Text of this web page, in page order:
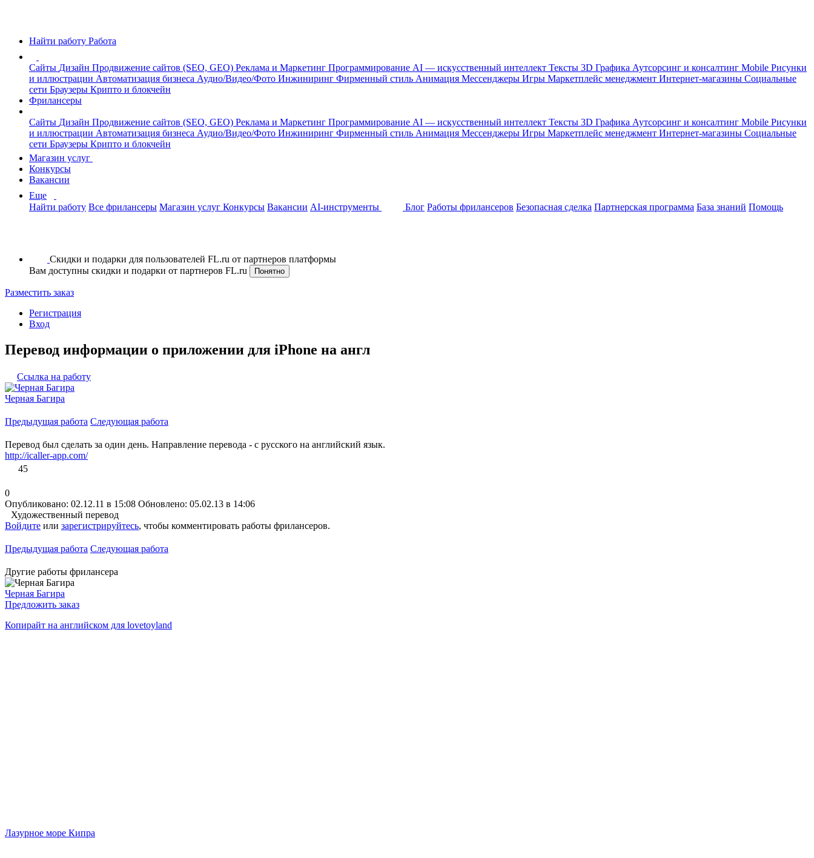
Найти работу Работа
Сайты Дизайн Продвижение сайтов (SEO, GEO) Реклама и Маркетинг Программирование AI — искусственный интеллект Тексты 3D Графика Аутсорсинг и консалтинг Mobile Рисунки
и иллюстрации Автоматизация бизнеса Аудио/Видео/Фото Инжиниринг Фирменный стиль Анимация Мессенджеры Игры Маркетплейс менеджмент Интернет-магазины Социальные
сети Браузеры Крипто и блокчейн
Фрилансеры
Сайты Дизайн Продвижение сайтов (SEO, GEO) Реклама и Маркетинг Программирование AI — искусственный интеллект Тексты 3D Графика Аутсорсинг и консалтинг Mobile Рисунки
и иллюстрации Автоматизация бизнеса Аудио/Видео/Фото Инжиниринг Фирменный стиль Анимация Мессенджеры Игры Маркетплейс менеджмент Интернет-магазины Социальные
сети Браузеры Крипто и блокчейн
Магазин услуг
Конкурсы
Вакансии
Еще
Найти работу Все фрилансеры Магазин услуг Конкурсы Вакансии AI-инструменты Блог Работы фрилансеров Безопасная сделка Партнерская программа База знаний Помощь
Скидки и подарки для пользователей FL.ru от партнеров платформы
Вам доступны скидки и подарки от партнеров FL.ru
Понятно
Разместить заказ
Регистрация
Вход
Перевод информации о приложении для iPhone на англ
Ссылка на работу
Черная Багира
Предыдущая работа Следующая работа
Перевод был сделать за один день. Направление перевода - с русского на английский язык.
http://icaller-app.com/
45
0
Опубликовано: 02.12.11 в 15:08 Обновлено: 05.02.13 в 14:06
Художественный перевод
Войдите или зарегистрируйтесь, чтобы комментировать работы фрилансеров.
Предыдущая работа Следующая работа
Другие работы фрилансера
Черная Багира
Предложить заказ
Копирайт на английском для lovetoyland
Лазурное море Кипра